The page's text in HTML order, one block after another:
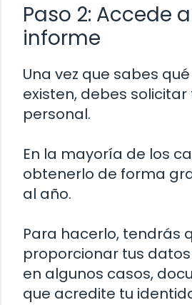
Paso 2: Accede
informe
Una vez que sabes
existen, debes
personal.
En la mayoría de los
obtenerlo de forma
al año.
Para hacerlo, tendrás
proporcionar tus
en algunos casos,
que acredite tu